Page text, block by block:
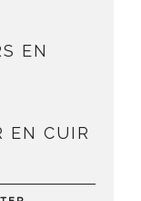
EN
EN CUIR